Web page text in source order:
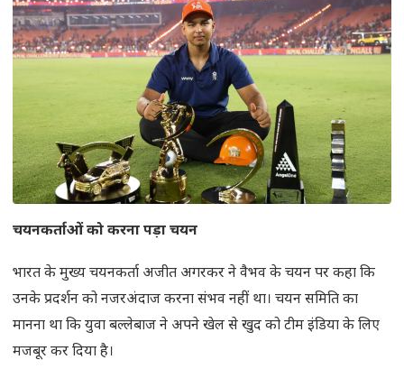
चयनकर्ताओं को करना पड़ा चयन
भारत के मुख्य चयनकर्ता अजीत अगरकर ने वैभव के चयन पर कहा कि
उनके प्रदर्शन को नजरअंदाज करना संभव नहीं था। चयन समिति का
मानना था कि युवा बल्लेबाज ने अपने खेल से खुद को टीम इंडिया के लिए
मजबूर कर दिया है।